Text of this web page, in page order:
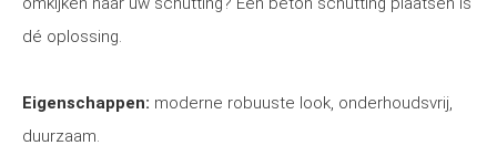
dé oplossing.
Eigenschappen: moderne robuuste look, onderhoudsvrij,
duurzaam.